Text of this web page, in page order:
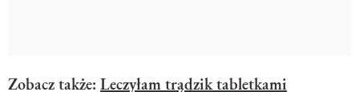
Zobacz także: Leczyłam trądzik tabletkami